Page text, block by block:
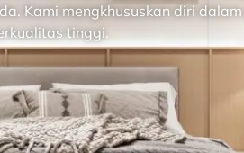
Kami mengkhususkan diri
tinggi.